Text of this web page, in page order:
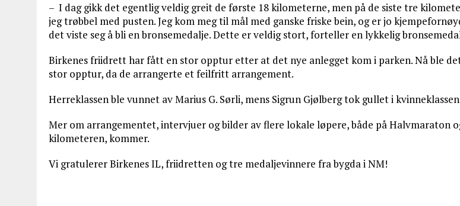
– I dag gikk det egentlig veldig greit de første 18 kilometerne, men på de siste tre
jeg trøbbel med pusten. Jeg kom meg til mål med ganske friske bein, og er jo
det viste seg å bli en bronsemedalje. Dette er veldig stort, forteller en lykkelig
Birkenes friidrett har fått en stor opptur etter at det nye anlegget kom i parken. Nå ble
stor opptur, da de arrangerte et feilfritt arrangement.
Herreklassen ble vunnet av Marius G. Sørli, mens Sigrun Gjølberg tok gullet i
Mer om arrangementet, intervjuer og bilder av flere lokale løpere, både på Halvmaraton
kilometeren, kommer.
Vi gratulerer Birkenes IL, friidretten og tre medaljevinnere fra bygda i NM!